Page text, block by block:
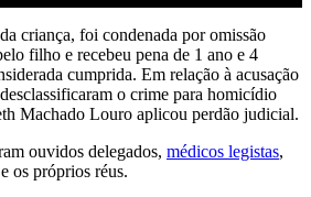
criança, foi condenada por omissão
filho e recebeu pena de 1 ano e 4
cumprida. Em relação à acusação
o crime para homicídio
Machado Louro aplicou perdão judicial.
ouvidos delegados, médicos legistas,
os próprios réus.